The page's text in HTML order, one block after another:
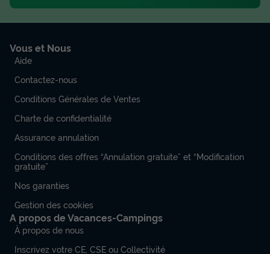
Vous et Nous
Aide
Contactez-nous
Conditions Générales de Ventes
Charte de confidentialité
Assurance annulation
Conditions des offres “Annulation gratuite” et “Modification
gratuite”
Nos garanties
Gestion des cookies
A propos de Vacances-Campings
À propos de nous
Inscrivez votre CE, CSE ou Collectivité